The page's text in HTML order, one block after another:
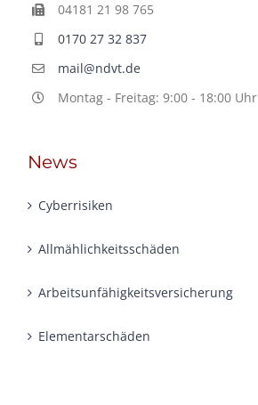
04181 21 98 765
0170 27 32 837
mail@ndvt.de
Montag - Freitag: 9:00 - 18:00 Uhr
News
Cyberrisiken
Allmählichkeits­schäden
Arbeitsunfähigkeits­versicherung
Elementarschäden